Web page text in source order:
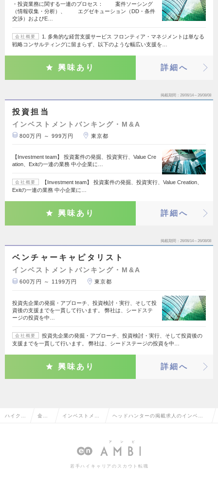
・投資業務に関する一連のプロセス： 案件ソーシング
（情報収集・分析）、 エグゼキューション（DD・条件
交渉）およびE…
会社概要
1. 多角的な経営支援サービス フロンティア・マネジメントは単なる
戦略コンサルティングに留まらず、以下のような幅広い支援を…
興味あり 詳細へ
掲載期間 26/06/14～26/08/08
投資担当
インベストメントバンキング・M&A
800万円 ～ 999万円 東京都
【Investment team】 投資案件の発掘、投資実行、Value Cre
ation、Exitの一連の業務 中小企業に…
会社概要
【Investment team】 投資案件の発掘、投資実行、Value Creation、
Exitの一連の業務 中小企業に…
興味あり 詳細へ
掲載期間 26/06/14～26/08/08
ベンチャーキャピタリスト
インベストメントバンキング・M&A
600万円 ～ 1199万円 東京都
投資先企業の発掘・アプローチ、投資検討・実行、そして投
資後の支援までを一貫して行います。 弊社は、シードステ
ージの投資を中…
会社概要
投資先企業の発掘・アプローチ、投資検討・実行、そして投資後の
支援までを一貫して行います。 弊社は、シードステージの投資を中…
興味あり 詳細へ
ハイクラ 金融 インベストメン ヘッドハンターの掲載求人のインベス
人情報一覧
若手ハイキャリアのスカウト転職